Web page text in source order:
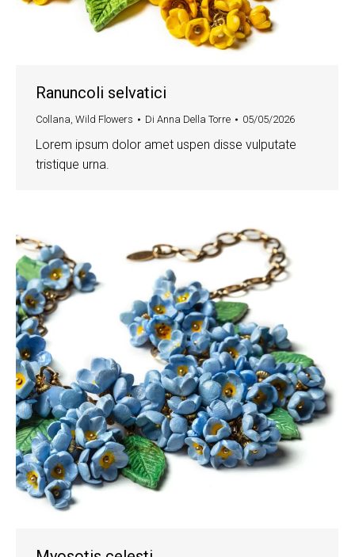
Ranuncoli selvatici
Collana, Wild Flowers Di Anna Della Torre 05/05/2026
Lorem ipsum dolor amet uspen disse vulputate
tristique urna.